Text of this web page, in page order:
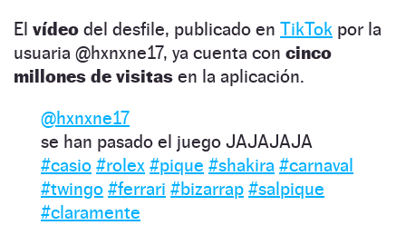
El vídeo del desfile, publicado en TikTok por la
usuaria @hxnxne17, ya cuenta con cinco
millones de visitas en la aplicación.
@hxnxne17
se han pasado el juego JAJAJAJA
#casio #rolex #pique #shakira #carnaval
#twingo #ferrari #bizarrap #salpique
#claramente